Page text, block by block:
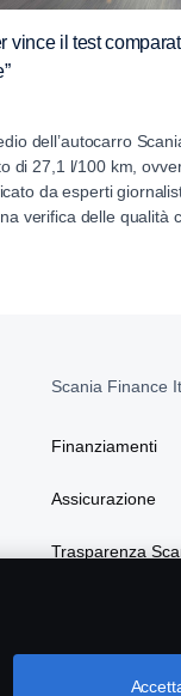
vince il test
dell’autocarro
di 27,1 l/100 km,
da esperti
verifica delle qualità
Scania Finance
Finanziamenti
Assicurazione
Trasparenza